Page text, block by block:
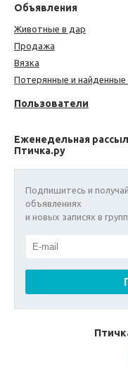
Объявления
Животные в дар
Продажа
Вязка
Потерянные и
Пользователи
Еженедельная
Птичка.ру
Подпишитесь и
объявлениях
и новых записях в